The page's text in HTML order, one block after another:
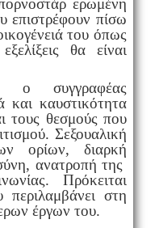
ερωμένη
πίσω
του όπως
θα είναι
ο συγγραφέας
και καυστικότητα
τους θεσμούς που
Σεξουαλική
ορίων, διαρκή
ανατροπή της
Πρόκειται
περιλαμβάνει στη
έργων του.